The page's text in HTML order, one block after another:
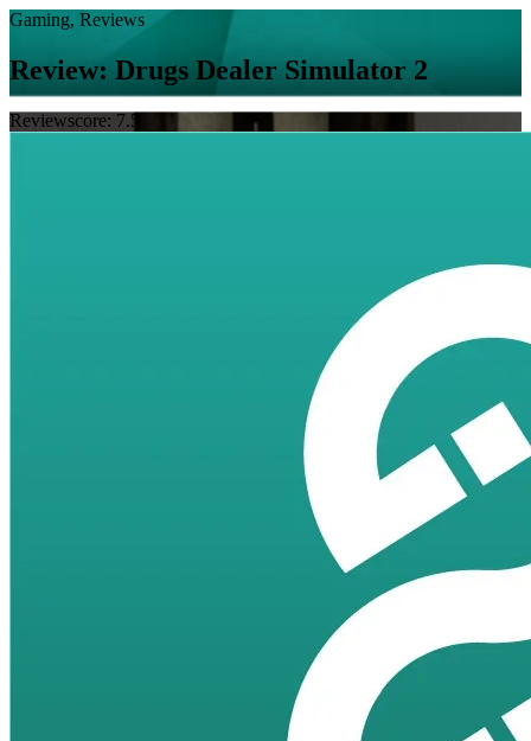
Gaming, Reviews
Review: Drugs Dealer Simulator 2
Reviewscore: 7.5